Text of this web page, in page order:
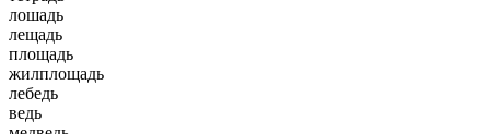
лошадь
лещадь
площадь
жилплощадь
лебедь
ведь